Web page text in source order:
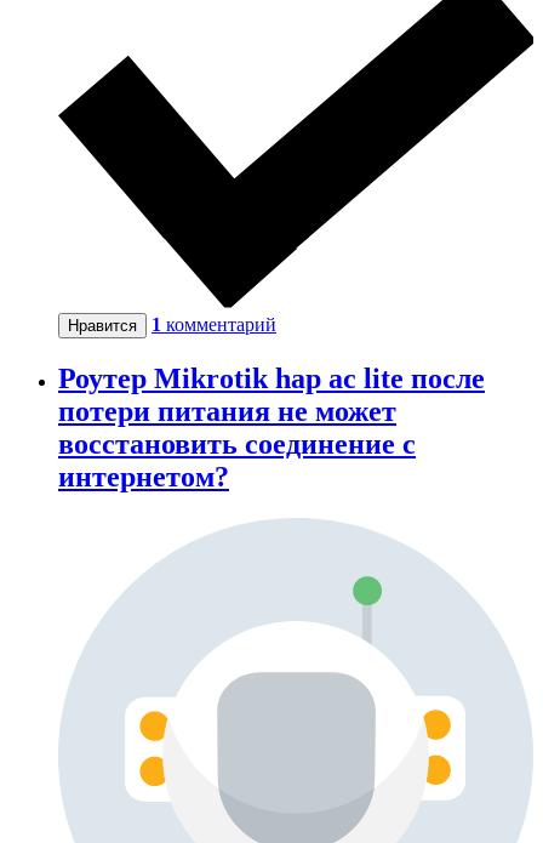
Нравится 1 комментарий
Роутер Mikrotik hap ac lite после
потери питания не может
восстановить соединение с
интернетом?